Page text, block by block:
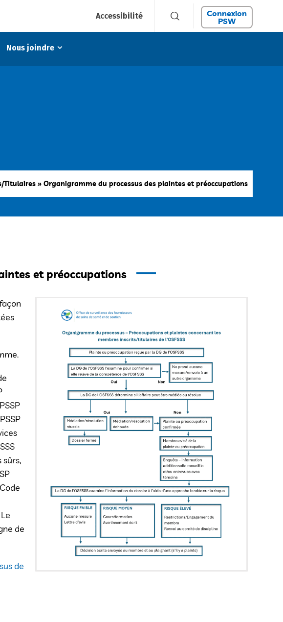
Accessibilité
Connexion
PSW
Nous joindre
Titulaires » Organigramme du processus des plaintes et préoccupations
et préoccupations
de
de